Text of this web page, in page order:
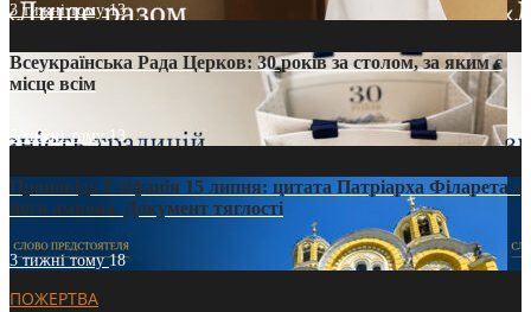
3 тижні тому13
Всеукраїнська Рада Церков: 30 років за столом, за яким є
місце всім
3 тижні тому13
Проповідь Епіфанія 15 липня: цитата Патріарха Філарета з
його амвона. Документ тяглості
3 тижні тому18
ПОЖЕРТВА